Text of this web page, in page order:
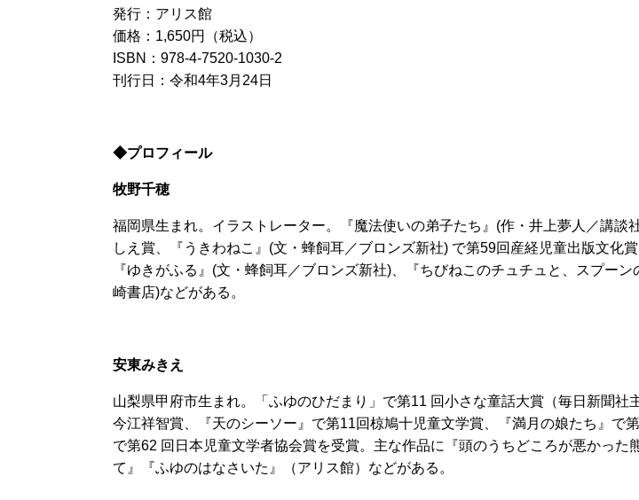
発行：アリス館
価格：1,650円（税込）
ISBN：978-4-7520-1030-2
刊行日：令和4年3月24日
◆プロフィール
牧野千穂
福岡県生まれ。イラストレーター。『魔法使いの弟子たち』(作・井上夢人／講談
しえ賞、『うきわねこ』(文・蜂飼耳／ブロンズ新社) で第59回産経児童出版文化
『ゆきがふる』(文・蜂飼耳／ブロンズ新社)、『ちびねこのチュチュと、スプー
崎書店)などがある。
安東みきえ
山梨県甲府市生まれ。「ふゆのひだまり」で第11 回小さな童話大賞（毎日新聞社
今江祥智賞、『天のシーソー』で第11回椋鳩十児童文学賞、『満月の娘たち』で
で第62 回日本児童文学者協会賞を受賞。主な作品に『頭のうちどころが悪かった
て』『ふゆのはなさいた』（アリス館）などがある。